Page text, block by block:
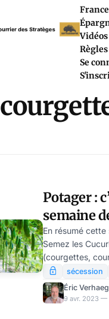
France
Vidéos
Règles
Se
Potager :
semaine
Frédéric
En résumé cette
Semez les
(courgettes,
concombres) * Semez des
légumes racines
navets, oignons) *
sécession
Éric
9 avr. 2023 —